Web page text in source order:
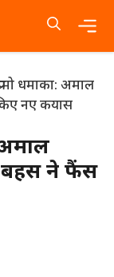
धमाका: अमाल
नए कयास
अमाल
बहस ने फैंस